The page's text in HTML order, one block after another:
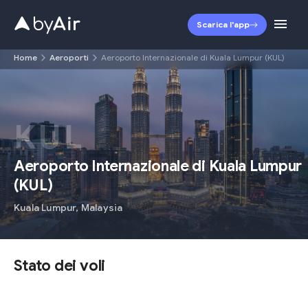
Scarica l'app
Home Aeroporti Aeroporto Internazionale di Kuala Lumpur (KUL)
KUL
Aeroporto Internazionale di Kuala Lumpur
(KUL)
Kuala Lumpur,Malaysia
Stato dei voli